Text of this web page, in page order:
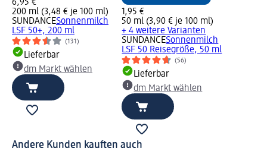
6,95 €
200 ml (3,48 € je 100 ml)
SUNDANCESonnenmilch
LSF 50+, 200 ml
(131)
Lieferbar
dm Markt wählen
1,95 €
50 ml (3,90 € je 100 ml)
+ 4 weitere Varianten
SUNDANCESonnenmilch
LSF 50 Reisegröße, 50 ml
(56)
Lieferbar
dm Markt wählen
Andere Kunden kauften auch